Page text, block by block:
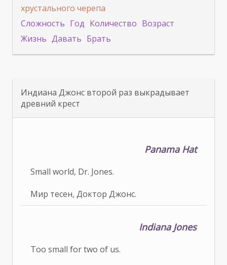
хрустального черепа
Сложность Год Количество Возраст
Жизнь Давать Брать
Индиана Джонс второй раз выкрадывает
древний крест
Panama Hat
Small world, Dr. Jones.
Мир тесен, Доктор Джонс.
Indiana Jones
Too small for two of us.